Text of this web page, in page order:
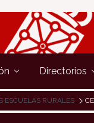
Directorios
ESCUELAS RURALES